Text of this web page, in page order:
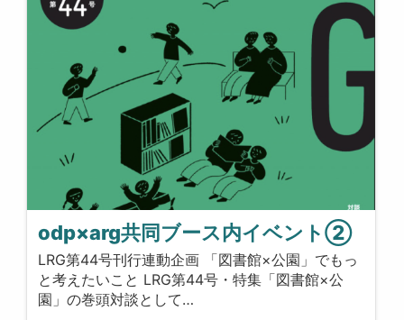
odp×arg共同ブース内イベント②
LRG第44号刊行連動企画 「図書館×公園」でもっ
と考えたいこと LRG第44号・特集「図書館×公
園」の巻頭対談として…